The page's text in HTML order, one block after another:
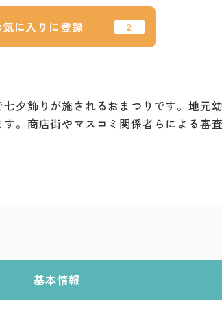
気に入りに登録
夕飾りが施されるおまつりです。地元
。商店街やマスコミ関係者らによる審
基本情報